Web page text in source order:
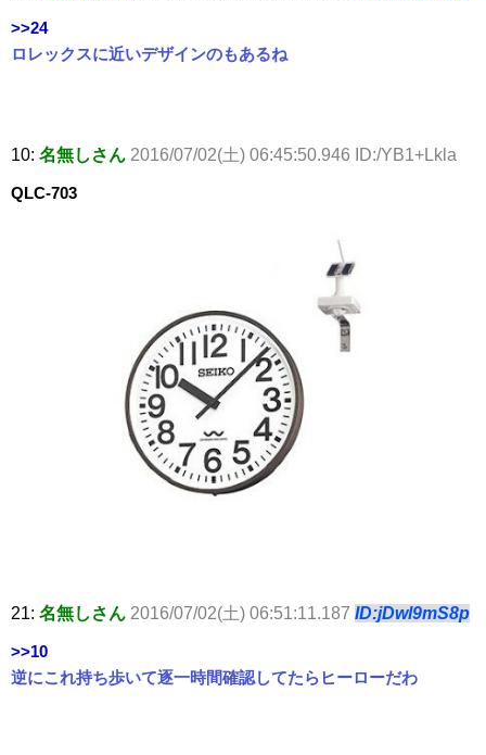
>>24
ロレックスに近いデザインのもあるね
10: 名無しさん 2016/07/02(土) 06:45:50.946 ID:/YB1+Lkla
QLC-703
21: 名無しさん 2016/07/02(土) 06:51:11.187 ID:jDwl9mS8p
>>10
逆にこれ持ち歩いて逐一時間確認してたらヒーローだわ